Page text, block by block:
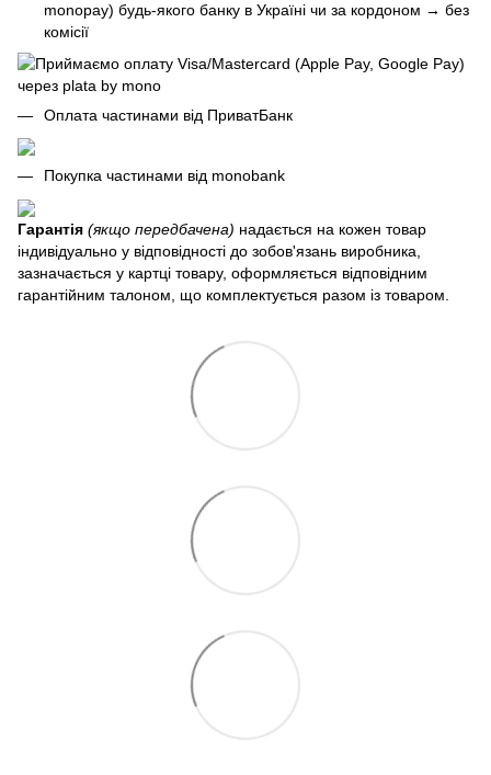
monopay) будь-якого банку в Україні чи за кордоном → без
комісії
Оплата частинами від ПриватБанк
Покупка частинами від monobank
Гарантія (якщо передбачена) надається на кожен товар
індивідуально у відповідності до зобов'язань виробника,
зазначається у картці товару, оформляється відповідним
гарантійним талоном, що комплектується разом із товаром.